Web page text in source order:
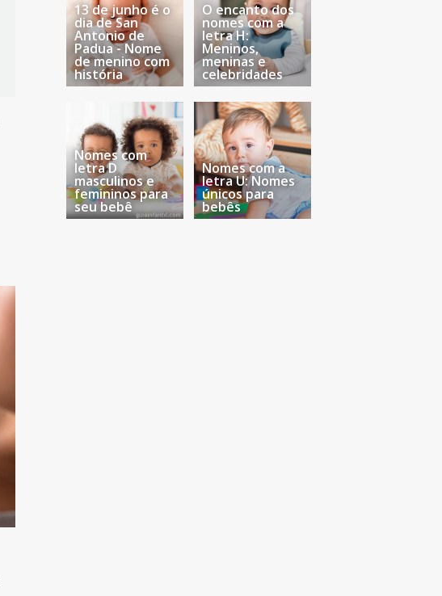
13 de junho é o
dia de San
Antonio de
Padua - Nome
de menino com
história
O encanto dos
nomes com a
letra H:
Meninos,
meninas e
celebridades
Nomes com
letra D
masculinos e
femininos para
seu bebê
Nomes com a
letra U: Nomes
únicos para
bebês